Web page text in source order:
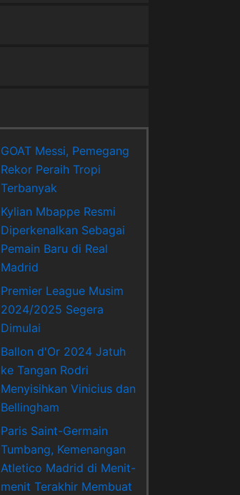
GOAT Messi, Pemegang
Rekor Peraih Tropi
Terbanyak
Kylian Mbappe Resmi
Diperkenalkan Sebagai
Pemain Baru di Real
Madrid
Premier League Musim
2024/2025 Segera
Dimulai
Ballon d'Or 2024 Jatuh
ke Tangan Rodri
Menyisihkan Vinicius dan
Bellingham
Paris Saint-Germain
Tumbang, Kemenangan
Atletico Madrid di Menit-
menit Terakhir Membuat